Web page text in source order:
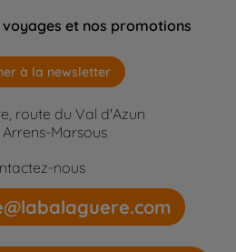
voyages et nos promotions
à la newsletter
route du Val d'Azun
Arrens-Marsous
nous